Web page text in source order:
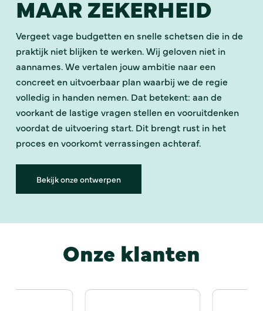
MAAR ZEKERHEID
Vergeet vage budgetten en snelle schetsen die in de
praktijk niet blijken te werken. Wij geloven niet in
aannames. We vertalen jouw ambitie naar een
concreet en uitvoerbaar plan waarbij we de regie
volledig in handen nemen. Dat betekent: aan de
voorkant de lastige vragen stellen en vooruitdenken
voordat de uitvoering start. Dit brengt rust in het
proces en voorkomt verrassingen achteraf.
Bekijk onze ontwerpen
Onze klanten